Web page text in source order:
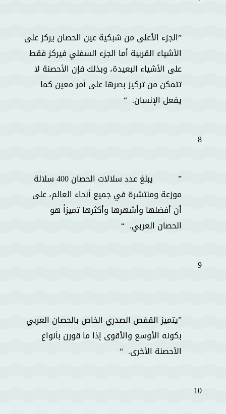
الجزء الأعلى من شبكية عين الحصان يركز على
الأشياء القريبة أما الجزء السفلي فيركز فقط
على الأشياء البعيدة، وبذلك فإن الأحصنة لا
تتمكن من تركيز بصرها على أمر معين كما
يفعل الإنسان.
8
يبلغ عدد سلالات الحصان 400 سلالة
موزعة ومنتشرة في جميع أنحاء العالم، على
أن أفضلها وأشهرها وأكثرها تميزاً هو
الحصان العربي.
9
يتميز القفص الصدري الخاص بالحصان العربي
بكونه الأوسع والأقوى إذا ما قورن بأنواع
الأحصنة الأخرى.
10